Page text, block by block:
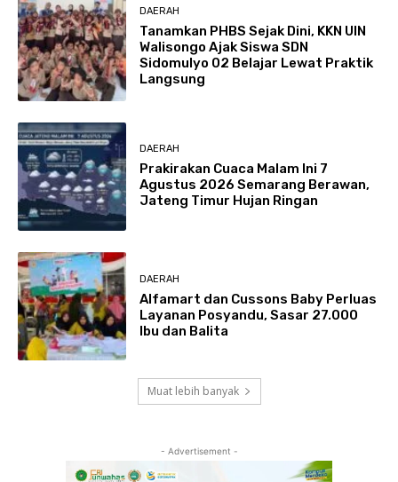
DAERAH
Tanamkan PHBS Sejak Dini, KKN UIN
Walisongo Ajak Siswa SDN
Sidomulyo 02 Belajar Lewat Praktik
Langsung
DAERAH
Prakirakan Cuaca Malam Ini 7
Agustus 2026 Semarang Berawan,
Jateng Timur Hujan Ringan
DAERAH
Alfamart dan Cussons Baby Perluas
Layanan Posyandu, Sasar 27.000
Ibu dan Balita
Muat lebih banyak
- Advertisement -